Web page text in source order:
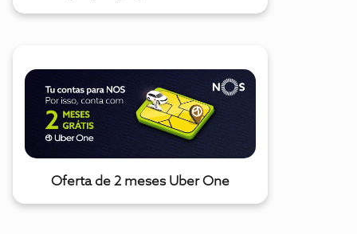
Oferta de 2 meses Uber One